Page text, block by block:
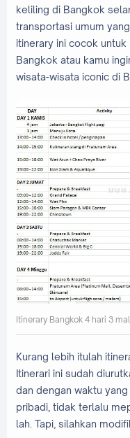
keliling di Bangkok
transportasi umum
itinerary ini cocok
Bangkok atau kamu
wisata-wisata iconic di
Itinerary Bangkok 4 hari 3
Kurang lebih itulah
Itinerari ini sudah
dan dengan waktu
pribadi, tidak terlalu
lah. Tapi, silahkan